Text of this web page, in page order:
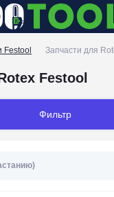
Festool Запчасти для
Festool
Фильтр